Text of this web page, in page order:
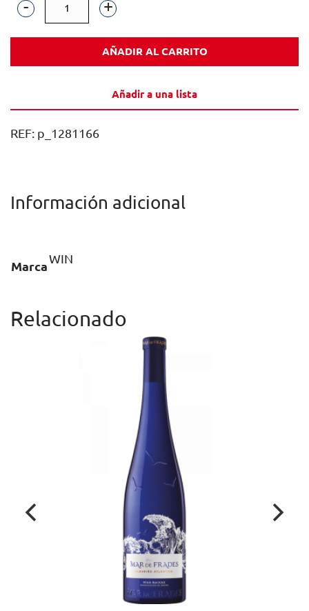
ESPUMOSO
WIN
12U
AÑADIR AL CARRITO
Añadir a una lista
REF: p_1281166
Información adicional
Marca
WIN
Relacionado